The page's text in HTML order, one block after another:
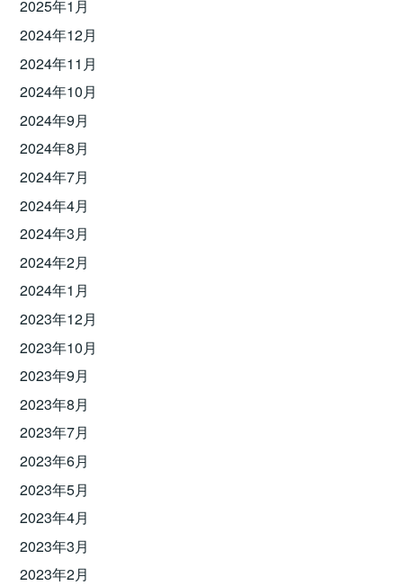
2025年1月
2024年12月
2024年11月
2024年10月
2024年9月
2024年8月
2024年7月
2024年4月
2024年3月
2024年2月
2024年1月
2023年12月
2023年10月
2023年9月
2023年8月
2023年7月
2023年6月
2023年5月
2023年4月
2023年3月
2023年2月